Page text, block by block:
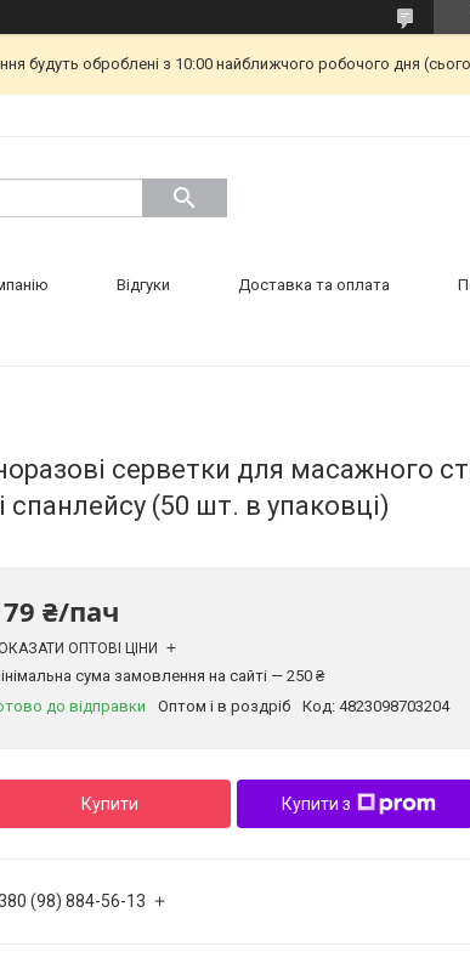
будуть оброблені з 10:00 найближчого робочого дня
Відгуки Доставка та оплата
серветки для масажного
спанлейсу (50 шт. в упаковці)
₴/пач
ОПТОВІ ЦІНИ
сума замовлення на сайті — 250 ₴
до відправки
Оптом і в роздріб Код: 4823098703204
Купити Купити з
(98) 884-56-13